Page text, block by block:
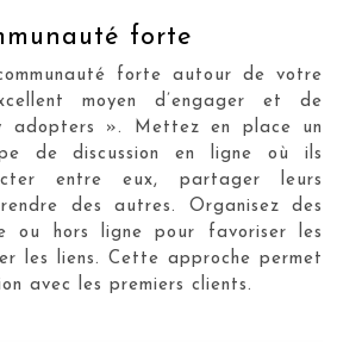
forte
forte autour de votre
moyen d’engager et de
adopters ». Mettez en place un
de discussion en ligne où ils
entre eux, partager leurs
des autres. Organisez des
ou hors ligne pour favoriser les
les liens. Cette approche permet
avec les premiers clients.